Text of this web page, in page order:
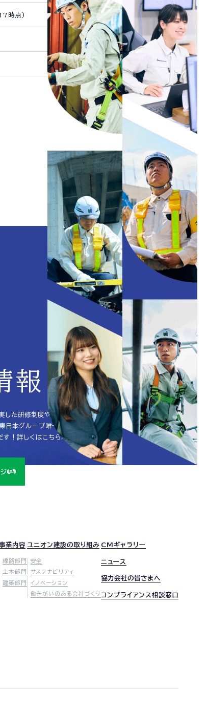
個人情報の取扱いに関する基本方針サイトマップ
時点)
報
た研修制度やチャレンジを後押し
日本グループ唯一の総合建設会社ユ
！詳しくはこちらから！
業内容
線路部門
土木部門
建築部門
ユニオン建設の取り組み
安全
サステナビリティ
イノベーション
働きがいのある会社づくり
CMギャラリー
ニュース
協力会社の皆さまへ
コンプライアンス相談窓口